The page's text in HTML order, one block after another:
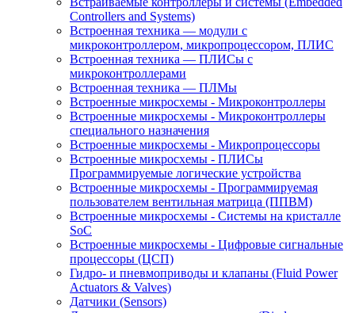
Controllers and Systems)
Встроенная техника — модули с
микроконтроллером, микропроцессором, ПЛИС
Встроенная техника — ПЛИСы с
микроконтроллерами
Встроенная техника — ПЛМы
Встроенные микросхемы - Микроконтроллеры
Встроенные микросхемы - Микроконтроллеры
специального назначения
Встроенные микросхемы - Микропроцессоры
Встроенные микросхемы - ПЛИСы
Программируемые логические устройства
Встроенные микросхемы - Программируемая
пользователем вентильная матрица (ППВМ)
Встроенные микросхемы - Системы на кристалле
SoC
Встроенные микросхемы - Цифровые сигнальные
процессоры (ЦСП)
Гидро- и пневмоприводы и клапаны (Fluid Power
Actuators & Valves)
Датчики (Sensors)